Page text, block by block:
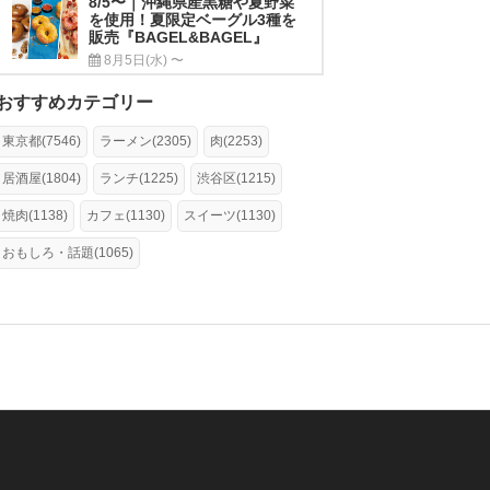
を使用！夏限定ベーグル3種を
販売『BAGEL&BAGEL』
8月5日(水) 〜
すすめカテゴリー
東京都(7546) ラーメン(2305) 肉(2253)
居酒屋(1804) ランチ(1225) 渋谷区(1215)
焼肉(1138) カフェ(1130) スイーツ(1130)
おもしろ・話題(1065)